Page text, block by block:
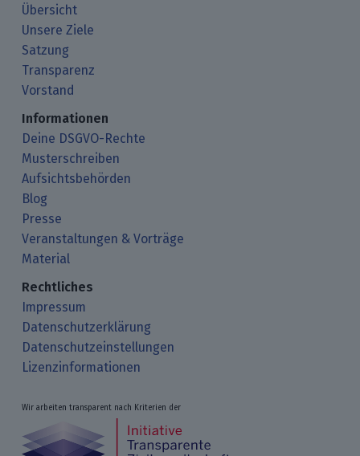
Übersicht
Unsere Ziele
Satzung
Transparenz
Vorstand
Informationen
Deine DSGVO-Rechte
Musterschreiben
Aufsichtsbehörden
Blog
Presse
Veranstaltungen & Vorträge
Material
Rechtliches
Impressum
Datenschutzerklärung
Datenschutzeinstellungen
Lizenzinformationen
Wir arbeiten transparent nach Kriterien der